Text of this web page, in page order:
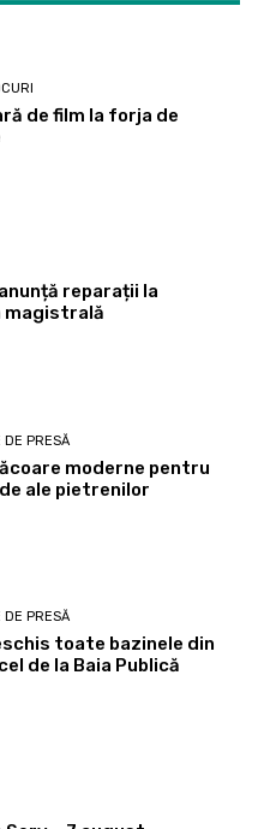
de film la forja de
reparații la
magistrală
DE PRESĂ
moderne pentru
ale pietrenilor
DE PRESĂ
toate bazinele din
de la Baia Publică